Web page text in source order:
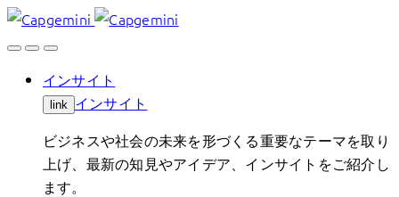
Skip
to
インサイト
link インサイト
ビジネスや社会の未来を形づくる重要なテーマを取り
上げ、最新の知見やアイデア、インサイトをご紹介し
ます。